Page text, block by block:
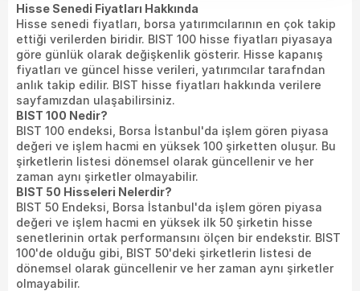
Hisse Senedi Fiyatları Hakkında
Hisse senedi fiyatları, borsa yatırımcılarının en çok takip
ettiği verilerden biridir. BIST 100 hisse fiyatları piyasaya
göre günlük olarak değişkenlik gösterir. Hisse kapanış
fiyatları ve güncel hisse verileri, yatırımcılar tarafndan
anlık takip edilir. BIST hisse fiyatları hakkında verilere
sayfamızdan ulaşabilirsiniz.
BIST 100 Nedir?
BIST 100 endeksi, Borsa İstanbul'da işlem gören piyasa
değeri ve işlem hacmi en yüksek 100 şirketten oluşur. Bu
şirketlerin listesi dönemsel olarak güncellenir ve her
zaman aynı şirketler olmayabilir.
BIST 50 Hisseleri Nelerdir?
BIST 50 Endeksi, Borsa İstanbul'da işlem gören piyasa
değeri ve işlem hacmi en yüksek ilk 50 şirketin hisse
senetlerinin ortak performansını ölçen bir endekstir. BIST
100'de olduğu gibi, BIST 50'deki şirketlerin listesi de
dönemsel olarak güncellenir ve her zaman aynı şirketler
olmayabilir.